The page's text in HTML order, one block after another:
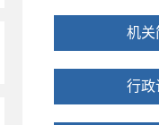
机关
行政